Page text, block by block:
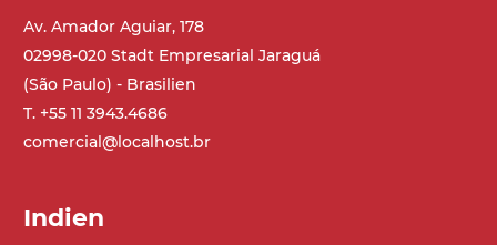
(FDA) mit in die Förderfläche integrierten
Seitenwänden
Rippen aus PU
.
direkt, Zug (linke Seite),
Untersetzungsgetriebe mit Kupplung, 3-
Av. Amador Aguiar, 178
02998-020 Stadt Empresarial Jaraguá
(São Paulo) - Brasilien
T. +55 11 3943.4686
comercial@localhost.br
Indien